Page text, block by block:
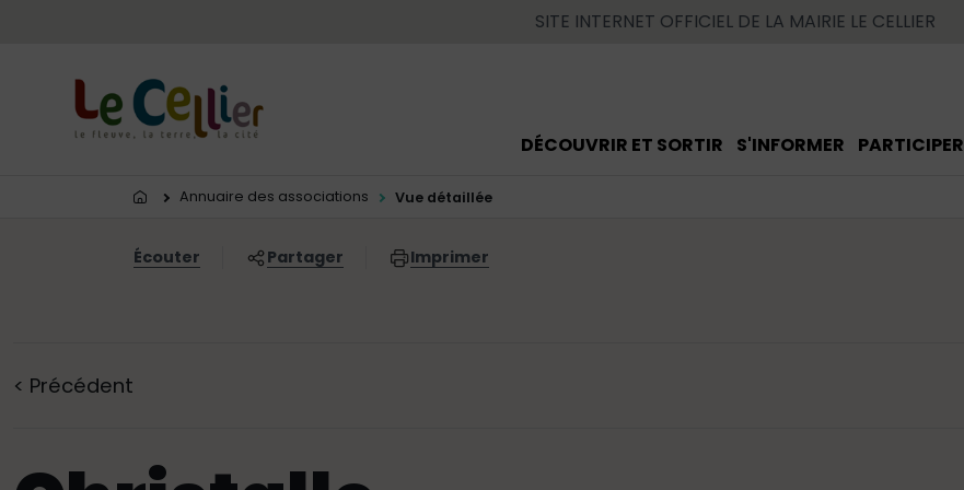
SITE INTERNET OFFICIEL DE LA MAIRIE LE CELLIER
DÉCOUVRIR ET SORTIR S'INFORMER PARTICIPER
Vous êtes ici:
Annuaire des associations Vue détaillée
Écouter Partager Imprimer
< Précédent